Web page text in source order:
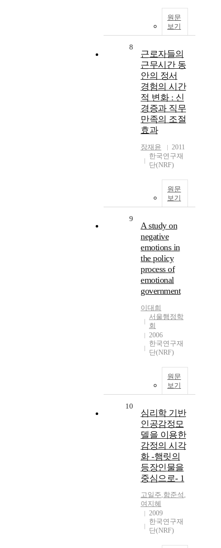
원문
보기
8
근로자들의
근무시간 동
안의 정서
경험의 시간
적 변화 : 신
경증과 직무
만족의 조절
효과
장재윤
2011
한국연구재
단(NRF)
원문
보기
9
A study on
negative
emotions in
the policy
process of
emotional
government
이대희
서울행정학
회
2006
한국연구재
단(NRF)
원문
보기
10
심리학 기반
인공감정모
델을 이용한
감정의 시각
화 -햄릿의
등장인물을
중심으로- 1
고일주,함준석 ,
여지혜
2009
한국연구재
단(NRF)